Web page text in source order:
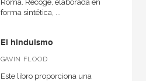
Roma. Recoge, elaborada en
forma sintética, ...
El hinduismo
GAVIN FLOOD
Este libro proporciona una